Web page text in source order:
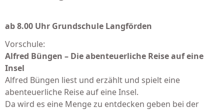
ab 8.00 Uhr Grundschule Langförden
Vorschule:
Alfred Büngen – Die abenteuerliche Reise auf eine
Insel
Alfred Büngen liest und erzählt und spielt eine
abenteuerliche Reise auf eine Insel.
Da wird es eine Menge zu entdecken geben bei der